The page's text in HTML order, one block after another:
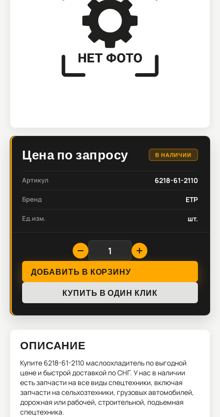
Цена по запросу В НАЛИЧИИ
Артикул 6218-61-2110
Бренд ETP
Ед.изм. шт.
ДОБАВИТЬ В КОРЗИНУ
КУПИТЬ В ОДИН КЛИК
ОПИСАНИЕ
Купите 6218-61-2110 маслоохладитель по выгодной
цене и быстрой доставкой по СНГ. У нас в наличии
есть запчасти на все виды спецтехники, включая
запчасти на сельхозтехники, грузовых автомобилей,
дорожная или рабочей, строительной, подъемная
спецтехника.